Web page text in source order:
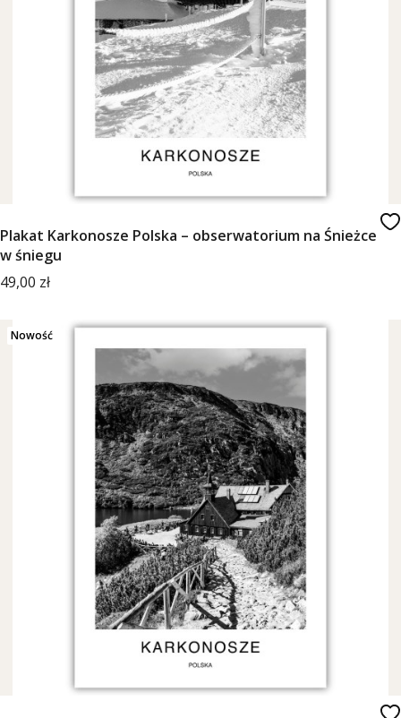
Plakat Karkonosze Polska – obserwatorium na Śnieżce
w śniegu
Cena
49,00 zł
Nowość